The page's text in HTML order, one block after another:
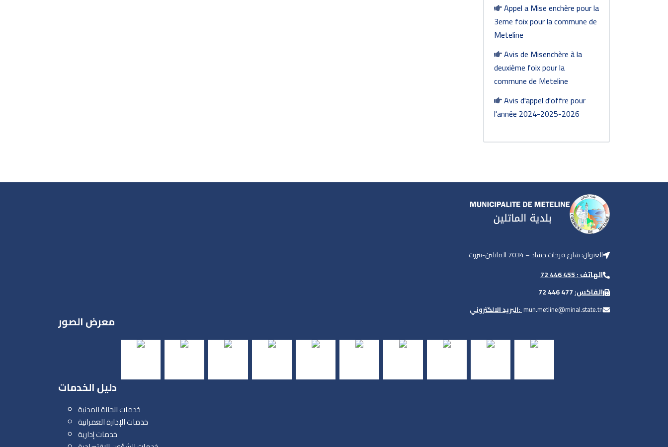
Appel a Mise enchère pour la
3eme foix pour la commune de
Meteline
Avis de Misenchère à la
deuxième foix pour la
commune de Meteline
Avis d'appel d'offre pour
l'année 2024-2025-2026
العنوان: شارع فرحات حشاد – 7034 الماتلين-بنزرت
الهاتف : 455 446 72
الفاكس:
البريد الالكتروني:mun.metline@minal.state.tn
معرض الصور
دليل الخدمات
خدمات الإدارة العمرانية
خدمات إدارية